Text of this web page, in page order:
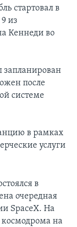
стартовал в
из
Кеннеди во
запланирован
после
системе
в рамках
услуги
в
очередная
SpaceX. На
космодрома на